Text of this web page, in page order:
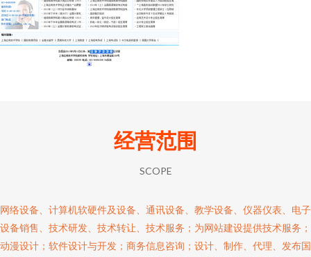
经营范围
SCOPE
网络设备、计算机软硬件及设备、通讯设备、教学设备、仪器仪表、电子
设备销售、技术研发、技术转让、技术服务；为网站建设提供技术服务；
动漫设计；软件设计与开发；商务信息咨询；设计、制作、代理、发布国